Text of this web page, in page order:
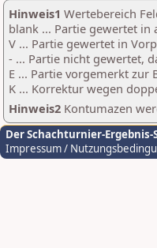
Hinweis1 Wertebereich
blank ... Partie gewertet in
V ... Partie gewertet in
- ... Partie nicht gewertet,
E ... Partie vorgemerkt zur
K ... Korrektur wegen
Hinweis2 Kontumazen
Der Schachturnier-Ergebnis-
Impressum /